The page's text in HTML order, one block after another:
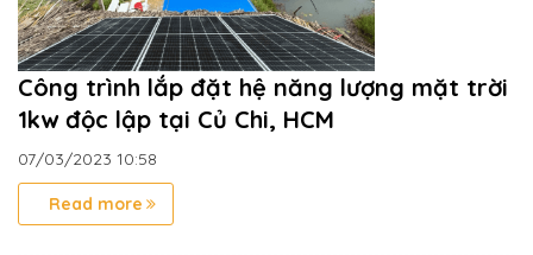
Công trình lắp đặt hệ năng lượng mặt trời
1kw độc lập tại Củ Chi, HCM
07/03/2023 10:58
Read more